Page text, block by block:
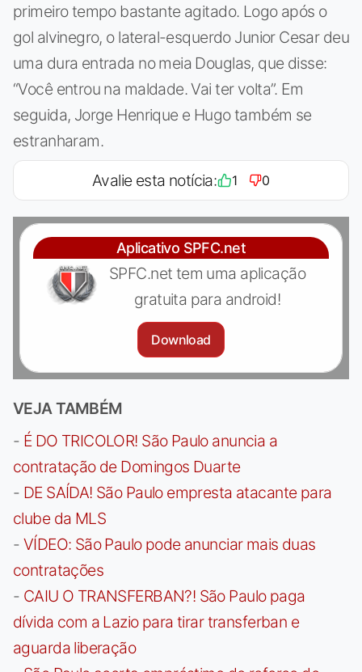
primeiro tempo bastante agitado. Logo após o
gol alvinegro, o lateral-esquerdo Junior Cesar deu
uma dura entrada no meia Douglas, que disse:
“Você entrou na maldade. Vai ter volta”. Em
seguida, Jorge Henrique e Hugo também se
estranharam.
Avalie esta notícia: 1 0
Aplicativo SPFC.net
SPFC.net tem uma aplicação
gratuita para android!
Download
VEJA TAMBÉM
- É DO TRICOLOR! São Paulo anuncia a
contratação de Domingos Duarte
- DE SAÍDA! São Paulo empresta atacante para
clube da MLS
- VÍDEO: São Paulo pode anunciar mais duas
contratações
- CAIU O TRANSFERBAN?! São Paulo paga
dívida com a Lazio para tirar transferban e
aguarda liberação